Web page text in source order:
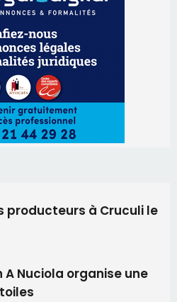
producteurs à Cruculi le
A Nuciola organise une